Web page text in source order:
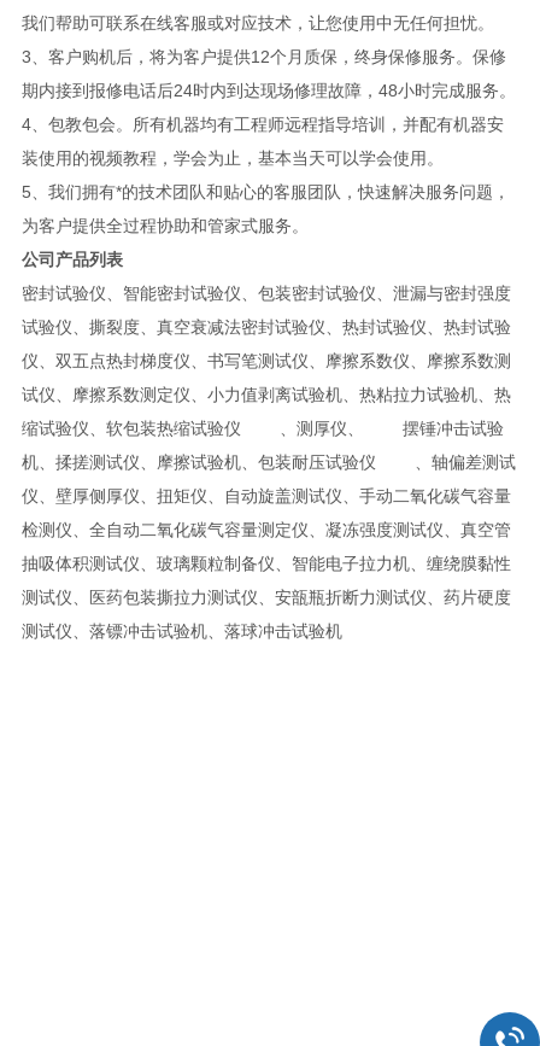
我们帮助可联系在线客服或对应技术，让您使用中无任何担忧。
3、客户购机后，将为客户提供12个月质保，终身保修服务。保修
期内接到报修电话后24时内到达现场修理故障，48小时完成服务。
4、包教包会。所有机器均有工程师远程指导培训，并配有机器安
装使用的视频教程，学会为止，基本当天可以学会使用。
5、我们拥有*的技术团队和贴心的客服团队，快速解决服务问题，
为客户提供全过程协助和管家式服务。
公司产品列表
密封试验仪、智能密封试验仪、包装密封试验仪、泄漏与密封强度
试验仪、撕裂度、真空衰减法密封试验仪、热封试验仪、热封试验
仪、双五点热封梯度仪、书写笔测试仪、摩擦系数仪、摩擦系数测
试仪、摩擦系数测定仪、小力值剥离试验机、热粘拉力试验机、热
缩试验仪、软包装热缩试验仪 、测厚仪、 摆锤冲击试验
机、揉搓测试仪、摩擦试验机、包装耐压试验仪 、轴偏差测试
仪、壁厚侧厚仪、扭矩仪、自动旋盖测试仪、手动二氧化碳气容量
检测仪、全自动二氧化碳气容量测定仪、凝冻强度测试仪、真空管
抽吸体积测试仪、玻璃颗粒制备仪、智能电子拉力机、缠绕膜黏性
测试仪、医药包装撕拉力测试仪、安瓿瓶折断力测试仪、药片硬度
测试仪、落镖冲击试验机、落球冲击试验机